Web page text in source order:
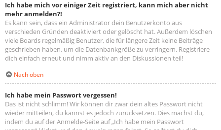
Ich habe mich vor einiger Zeit registriert, kann mich aber nicht
mehr anmelden?!
Es kann sein, dass ein Administrator dein Benutzerkonto aus
verschieden Gründen deaktiviert oder gelöscht hat. Außerdem löschen
viele Boards regelmäßig Benutzer, die für längere Zeit keine Beiträge
geschrieben haben, um die Datenbankgröße zu verringern. Registriere
dich einfach erneut und nimm aktiv an den Diskussionen teil!
Nach oben
Ich habe mein Passwort vergessen!
Das ist nicht schlimm! Wir können dir zwar dein altes Passwort nicht
wieder mitteilen, du kannst es jedoch zurücksetzen. Dies machst du,
indem du auf der Anmelde-Seite auf „Ich habe mein Passwort